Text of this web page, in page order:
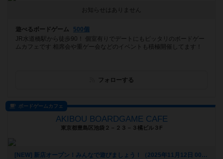
お知らせはありません
遊べるボードゲーム
500個
JR水道橋駅から徒歩90！ 個室有りでデートにもピッタリのボードゲー
ムカフェです 相席会や重ゲー会などのイベントも積極開催してます！
フォローする
ボードゲームカフェ
AKIBOU BOARDGAME CAFE
東京都豊島区池袋２－２３－３橘ビル３F
[NEW] 新店オープン！みんなで遊びましょう！（2025年11月12日 00時22分）